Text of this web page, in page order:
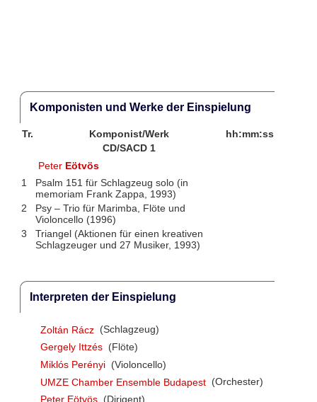
Komponisten und Werke der Einspielung
Tr. Komponist/Werk
hh:mm:ss
CD/SACD 1
Peter Eötvös
1
Psalm 151 für Schlagzeug solo (in
memoriam Frank Zappa, 1993)
2
Psy – Trio für Marimba, Flöte und
Violoncello (1996)
3
Triangel (Aktionen für einen kreativen
Schlagzeuger und 27 Musiker, 1993)
Interpreten der Einspielung
Zoltán Rácz (Schlagzeug)
Gergely Ittzés (Flöte)
Miklós Perényi (Violoncello)
UMZE Chamber Ensemble Budapest (Orchester)
Peter Eötvös (Dirigent)